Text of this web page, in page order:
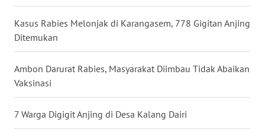
Kasus Rabies Melonjak di Karangasem, 778 Gigitan Anjing
Ditemukan
Ambon Darurat Rabies, Masyarakat Diimbau Tidak Abaikan
Vaksinasi
7 Warga Digigit Anjing di Desa Kalang Dairi
WN
KALTENG
WN
KALTARA
WN